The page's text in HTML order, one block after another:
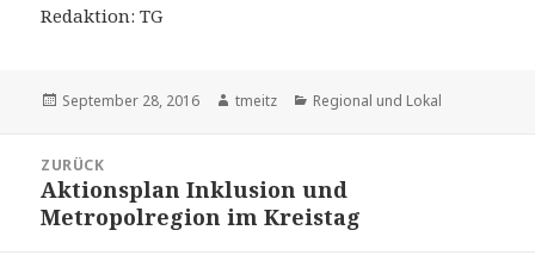
Redaktion: TG
Veröffentlicht
September 28, 2016 Autor
tmeitz Kategorien
Regional und Lokal
Navigation
ZURÜCK
Vorheriger
Beitrag:
Aktionsplan Inklusion und
Metropolregion im Kreistag